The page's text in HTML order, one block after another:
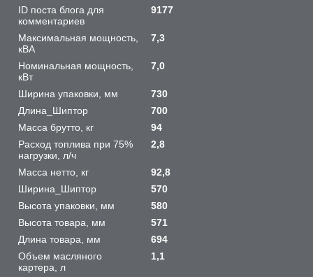
ID поста блога для
комментариев
9177
Максимальная мощность,
кВА
7,3
Номинальная мощность,
кВт
7,0
Ширина упаковки, мм
730
Длина_Шиптор
700
Масса брутто, кг
94
Расход топлива при 75%
нагрузки, л/ч
2,8
Масса нетто, кг
92,8
Ширина_Шиптор
570
Высота упаковки, мм
580
Высота товара, мм
571
Длина товара, мм
694
Объем масляного
картера, л
1,1